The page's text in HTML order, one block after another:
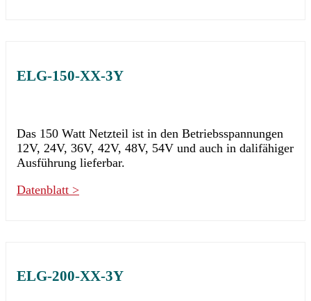
ELG-150-XX-3Y
Das 150 Watt Netzteil ist in den Betriebsspannungen
12V, 24V, 36V, 42V, 48V, 54V und auch in dalifähiger
Ausführung lieferbar.
Datenblatt >
ELG-200-XX-3Y